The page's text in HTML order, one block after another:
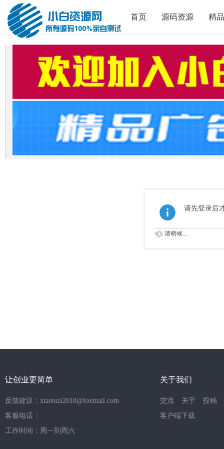
首页 源码资源 精
请先登录后
请稍候...
让创业更简单
反馈建议：xiaotuzi2018@foxmail.com
客服电话：
工作时间：周一到周六
关于我们
交流 关于
投稿
客户端下载